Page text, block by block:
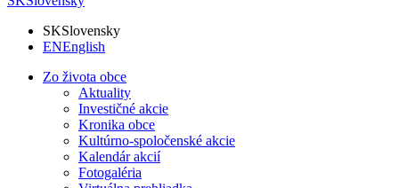
SKSlovensky
ENEnglish
Zo života obce
Aktuality
Investičné akcie
Kronika obce
Kultúrno-spoločenské akcie
Kalendár akcií
Fotogaléria